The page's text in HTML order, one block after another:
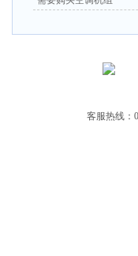
客服热线：